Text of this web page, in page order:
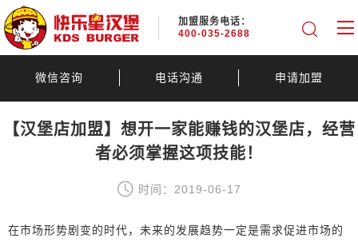
加盟服务电话：
400-035-2688
微信咨询 电话沟通 申请加盟
【汉堡店加盟】想开一家能赚钱的汉堡店，经营
者必须掌握这项技能！
时间：2019-06-17
在市场形势剧变的时代，未来的发展趋势一定是需求促进市场的